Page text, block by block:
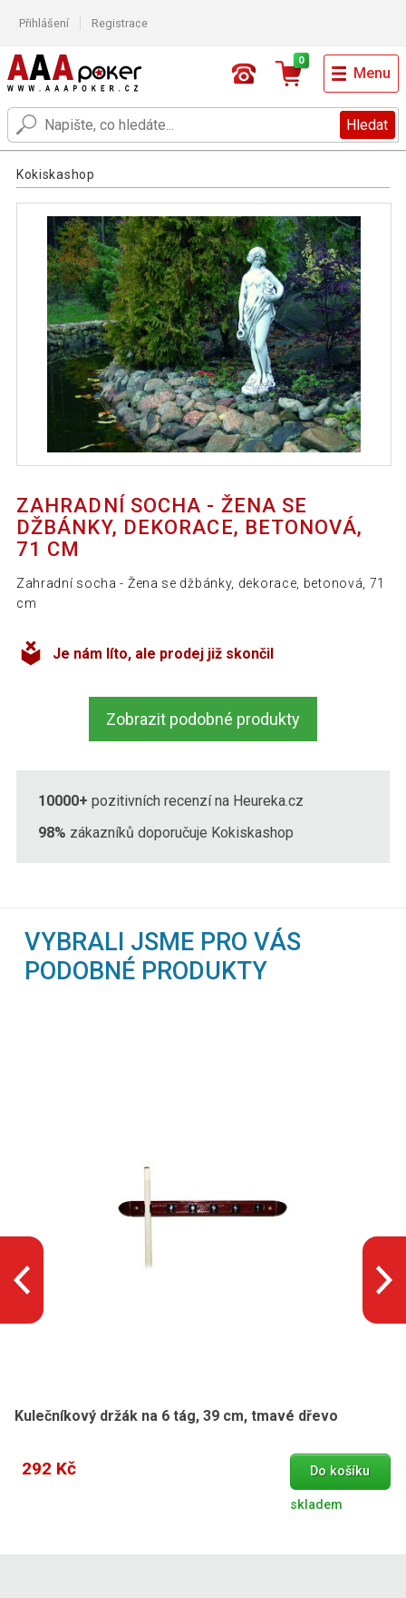
Přihlášení Registrace
Hledat
0
Menu
Kokiskashop
ZAHRADNÍ SOCHA - ŽENA SE
DŽBÁNKY, DEKORACE, BETONOVÁ,
71 CM
Zahradní socha - Žena se džbánky, dekorace, betonová, 71
cm
Je nám líto, ale prodej již skončil
Zobrazit podobné produkty
10000+ pozitivních recenzí na Heureka.cz
98% zákazníků doporučuje Kokiskashop
VYBRALI JSME PRO VÁS
PODOBNÉ PRODUKTY
Kulečníkový držák na 6 tág, 39 cm, tmavé dřevo
292 Kč Do košíku
skladem